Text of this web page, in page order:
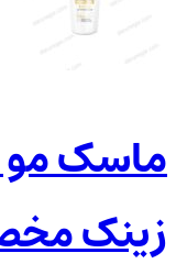
ماسک مو
زینک